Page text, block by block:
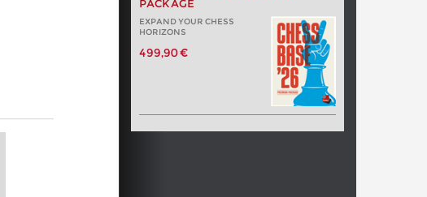
PACKAGE
EXPAND YOUR CHESS
HORIZONS
499,90 €